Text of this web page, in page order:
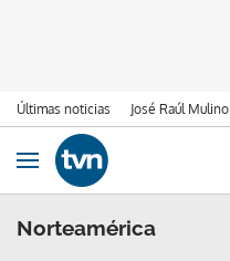
Últimas noticias José Raúl Mulino
Ir al contenido
Obrir navegació
Norteamérica